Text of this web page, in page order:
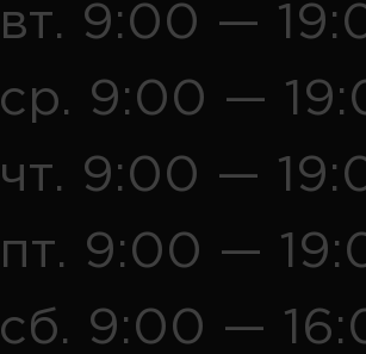
вт. 9:00 —
ср. 9:00 —
чт. 9:00 —
пт. 9:00 —
сб. 9:00 —